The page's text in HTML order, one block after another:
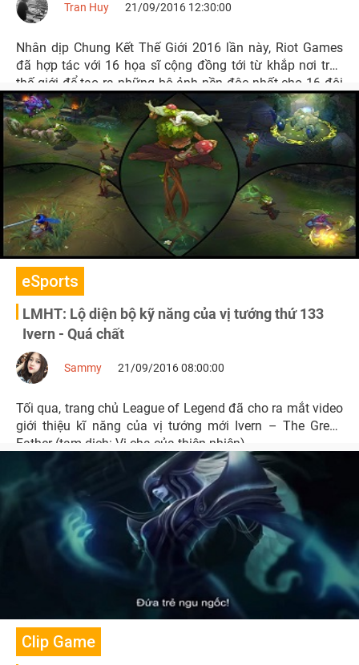
Tran Huy 21/09/2016 12:30:00
Nhân dịp Chung Kết Thế Giới 2016 lần này, Riot Games
đã hợp tác với 16 họa sĩ cộng đồng tới từ khắp nơi trên
thế giới để tạo ra những bộ ảnh nền độc nhất cho 16 đội
tham dự lần này.
eSports
LMHT: Lộ diện bộ kỹ năng của vị tướng thứ 133
Ivern - Quá chất
Sammy 21/09/2016 08:00:00
Tối qua, trang chủ League of Legend đã cho ra mắt video
giới thiệu kĩ năng của vị tướng mới Ivern – The Green
Father (tạm dịch: Vị cha của thiên nhiên)
Clip Game